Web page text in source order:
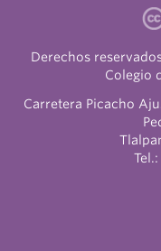
Derechos
Colegio
Carretera Picacho